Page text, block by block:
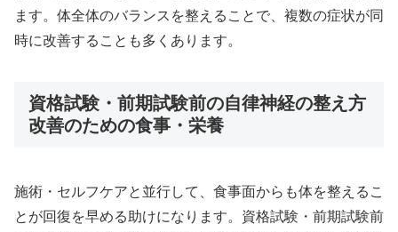
ます。体全体のバランスを整えることで、複数の症状が同
時に改善することも多くあります。
資格試験・前期試験前の自律神経の整え方
改善のための食事・栄養
施術・セルフケアと並行して、食事面からも体を整えるこ
とが回復を早める助けになります。資格試験・前期試験前